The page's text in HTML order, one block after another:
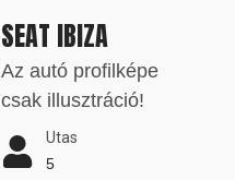
SEAT IBIZA
Az autó profilképe
csak illusztráció!
Utas
5